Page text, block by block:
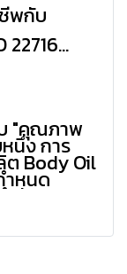
พกับ
22716
"คุณภาพ
นึ่ง การ
ต Body Oil
ำหนด
งมองหา
ตได้ "ดี"
คำตอบที่คุณ